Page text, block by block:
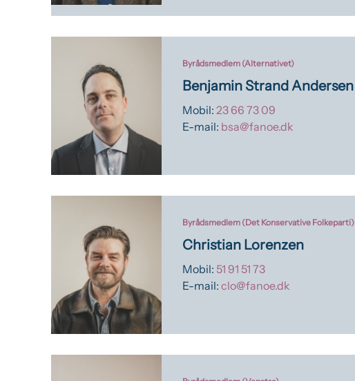
Byrådsmedlem (Alternativet)
Benjamin Strand Andersen
Mobil:23 66 73 09
E-mail: bsa@fanoe.dk
Byrådsmedlem (Det Konservative Folkeparti)
Christian Lorenzen
Mobil: 51 91 51 73
E-mail:clo@fanoe.dk